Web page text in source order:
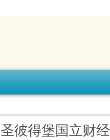
圣彼得堡国立财